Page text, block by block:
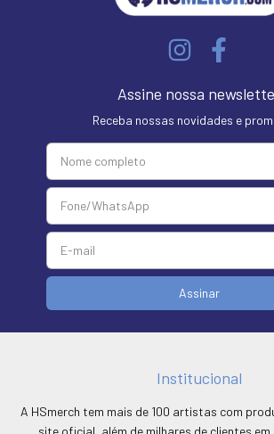
Assine nossa
Receba nossas novidades e
Institucional
A HSmerch tem mais de 100 artistas com
site oficial, além de milhares de clientes